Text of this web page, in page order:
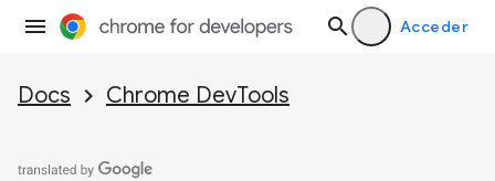
Acceder
Docs Chrome DevTools